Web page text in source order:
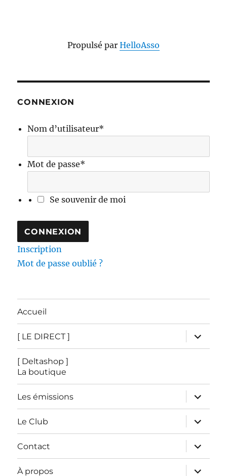
Propulsé par HelloAsso
CONNEXION
Nom d’utilisateur*
Mot de passe*
Se souvenir de moi
Inscription
Mot de passe oublié ?
Accueil
[ LE DIRECT ]
ouvrir
le
sous-
[ Deltashop ]
La boutique
Les émissions
ouvrir
le
sous-
menu
Le Club
ouvrir
le
sous-
menu
Contact
ouvrir
le
sous-
menu
À propos
ouvrir